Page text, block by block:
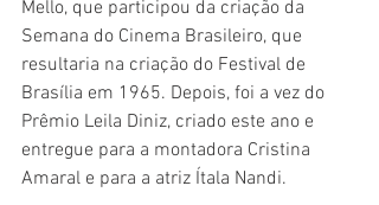
Mello, que participou da criação da
Semana do Cinema Brasileiro, que
resultaria na criação do Festival de
Brasília em 1965. Depois, foi a vez do
Prêmio Leila Diniz, criado este ano e
entregue para a montadora Cristina
Amaral e para a atriz Ítala Nandi.